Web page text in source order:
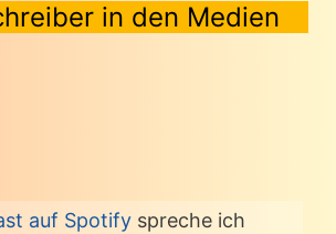
in den Medien
auf Spotify spreche ich